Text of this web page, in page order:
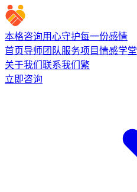
本格咨询用心守护每一份感情
首页导师团队服务项目情感学堂
关于我们联系我们繁
立即咨询